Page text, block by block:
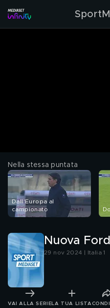
Nella stessa puntata
Dall'Europa al
campionato
Nuova
29 nov 2024 | Italia 1
VAI ALLA SERIE LA TUA LISTA